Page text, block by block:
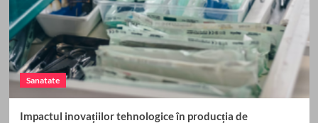
Sanatate
Impactul inovațiilor tehnologice în producția de